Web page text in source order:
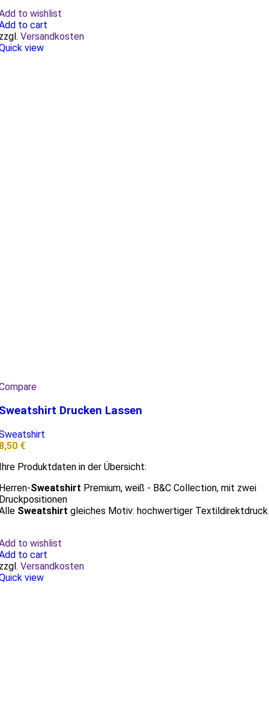
to wishlist
to cart
Versandkosten
view
Drucken Lassen
€
Produktdaten in der Übersicht:
Sweatshirt Premium, weiß - B&C Collection, mit zwei
Sweatshirt gleiches Motiv: hochwertiger Textildirektdruck
to wishlist
to cart
Versandkosten
view